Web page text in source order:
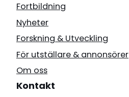
Fortbildning
Nyheter
Forskning & Utveckling
För utställare & annonsörer
Om oss
Kontakt